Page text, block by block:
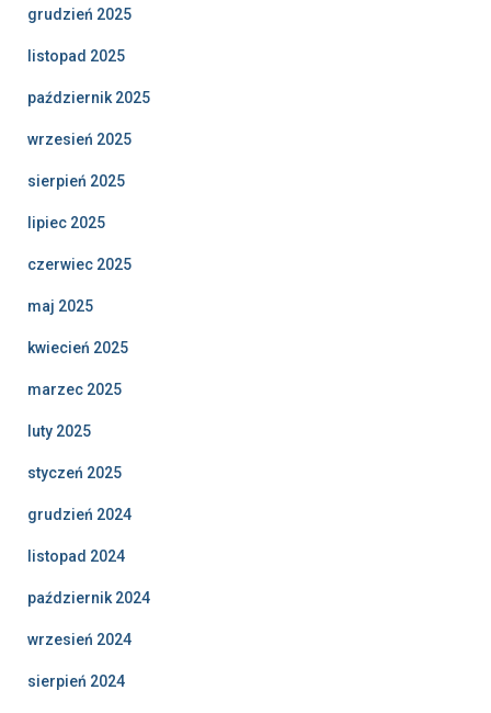
grudzień 2025
listopad 2025
październik 2025
wrzesień 2025
sierpień 2025
lipiec 2025
czerwiec 2025
maj 2025
kwiecień 2025
marzec 2025
luty 2025
styczeń 2025
grudzień 2024
listopad 2024
październik 2024
wrzesień 2024
sierpień 2024